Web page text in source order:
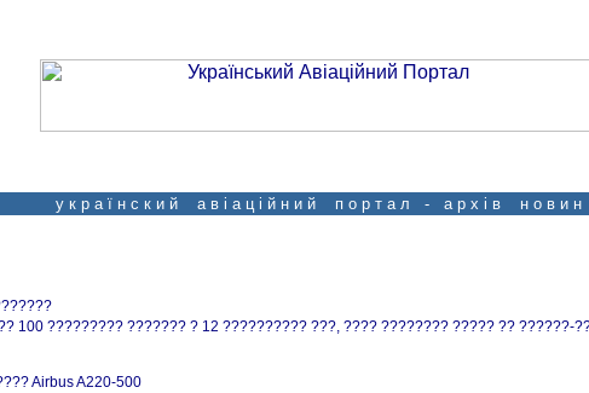
у к р а ї н с к и й а в і а ц і й н и й п о р т а л - а р х і в н о в и н
100 ????????? ??????? ? 12 ?????????? ???, ???? ???????? ????? ?? ??????-
Airbus A220-500